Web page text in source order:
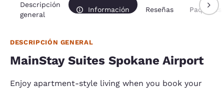
Descripción
general
Información Reseñas Paquetes
DESCRIPCIÓN GENERAL
MainStay Suites Spokane Airport
Enjoy apartment-style living when you book your